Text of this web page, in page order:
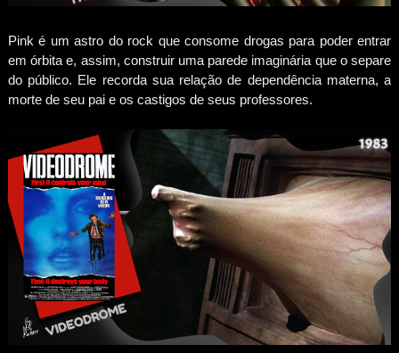
Pink é um astro do rock que consome drogas para poder entrar
em órbita e, assim, construir uma parede imaginária que o separe
do público. Ele recorda sua relação de dependência materna, a
morte de seu pai e os castigos de seus professores.